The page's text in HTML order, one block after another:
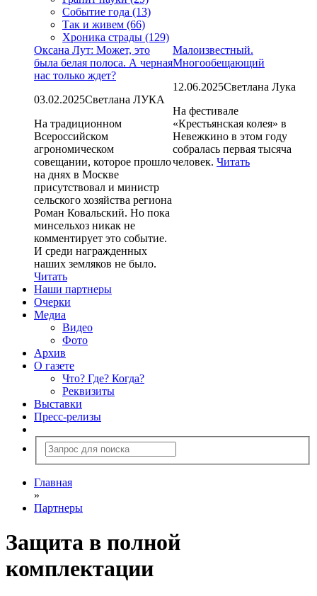
Событие года (13)
Так и живем (66)
Хроника страды (129)
Малоизвестный.
Многообещающий
12.06.2025Светлана Лука
На фестивале
«Крестьянская колея» в
Невежкино в этом году
собралась первая тысяча
человек. Читать
Оксана Лут: Может, это
была белая полоса. А черная
нас только ждет?
03.02.2025Светлана ЛУКА
На традиционном
Всероссийском
агрономическом
совещании, которое прошло
на днях в Москве
присутствовал и министр
сельского хозяйства региона
Роман Ковальский. Но пока
минсельхоз никак не
комментирует это событие.
И среди награжденных
наших земляков не было.
Читать
Наши партнеры
Очерки
Медиа
Видео
Фото
Архив
О газете
Что? Где? Когда?
Реквизиты
Выставки
Пресс-релизы
Главная
»
Партнеры
Защита в полной
комплектации